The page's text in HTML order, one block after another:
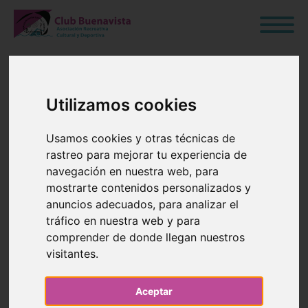
Utilizamos cookies
Usamos cookies y otras técnicas de
rastreo para mejorar tu experiencia de
navegación en nuestra web, para
mostrarte contenidos personalizados y
anuncios adecuados, para analizar el
tráfico en nuestra web y para
comprender de donde llegan nuestros
visitantes.
Aceptar
PUBLICACIÓN
CANDIDATURA
PROVISIONAL
08 de Mayo de 2024
Junta Directiva